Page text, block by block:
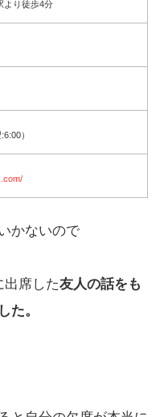
より徒歩4分
）
かないので
出席した友人の話をも
た。